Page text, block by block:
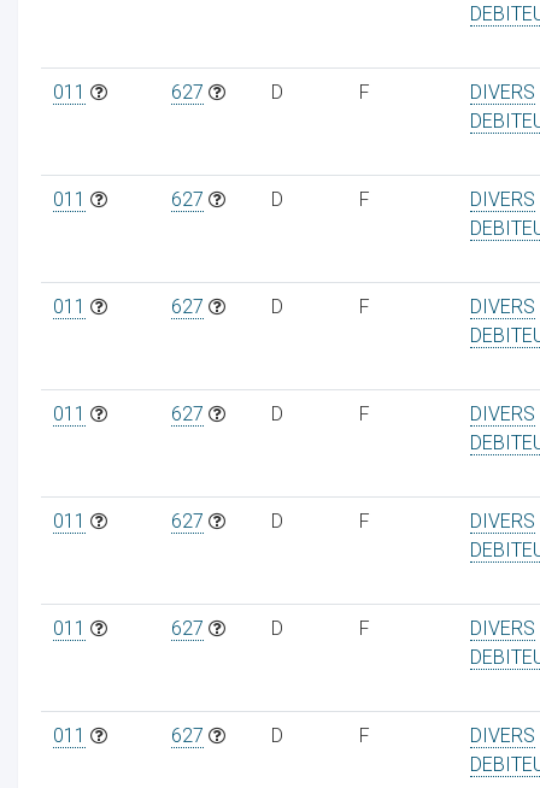
011 627 D F
DIVERS
011 627 D F
DIVERS
011 627 D F
DIVERS
011 627 D F
DIVERS
011 627 D F
DIVERS
011 627 D F
DIVERS
011 627 D F
DIVERS